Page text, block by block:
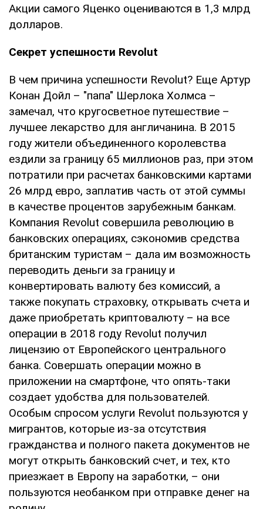
Акции самого Яценко оцениваются в 1,3 млрд
долларов.
Секрет успешности Revolut
В чем причина успешности Revolut? Еще Артур
Конан Дойл – "папа" Шерлока Холмса –
замечал, что кругосветное путешествие –
лучшее лекарство для англичанина. В 2015
году жители объединенного королевства
ездили за границу 65 миллионов раз, при этом
потратили при расчетах банковскими картами
26 млрд евро, заплатив часть от этой суммы
в качестве процентов зарубежным банкам.
Компания Revolut совершила революцию в
банковских операциях, сэкономив средства
британским туристам – дала им возможность
переводить деньги за границу и
конвертировать валюту без комиссий, а
также покупать страховку, открывать счета и
даже приобретать криптовалюту – на все
операции в 2018 году Revolut получил
лицензию от Европейского центрального
банка. Совершать операции можно в
приложении на смартфоне, что опять-таки
создает удобства для пользователей.
Особым спросом услуги Revolut пользуются у
мигрантов, которые из-за отсутствия
гражданства и полного пакета документов не
могут открыть банковский счет, и тех, кто
приезжает в Европу на заработки, – они
пользуются необанком при отправке денег на